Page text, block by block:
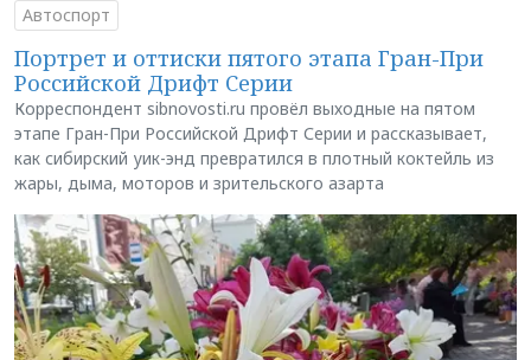
Автоспорт
Портрет и оттиски пятого этапа Гран-При
Российской Дрифт Серии
Корреспондент sibnovosti.ru провёл выходные на пятом
этапе Гран-При Российской Дрифт Серии и рассказывает,
как сибирский уик-энд превратился в плотный коктейль из
жары, дыма, моторов и зрительского азарта